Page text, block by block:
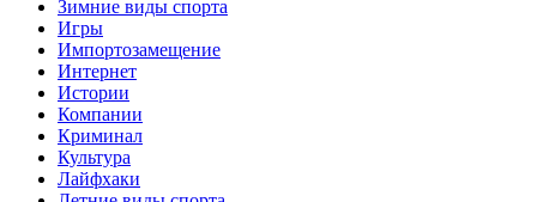
Зимние виды спорта
Игры
Импортозамещение
Интернет
Истории
Компании
Криминал
Культура
Лайфхаки